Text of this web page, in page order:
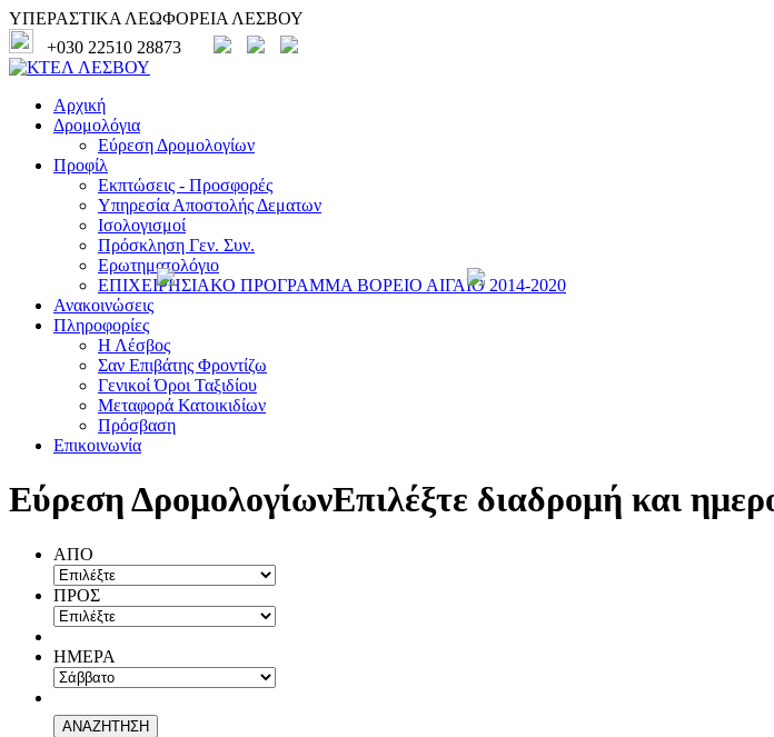
ΥΠΕΡΑΣΤΙΚΑ ΛΕΩΦΟΡΕΙΑ ΛΕΣΒΟΥ
+030 22510 28873
Αρχική
Δρομολόγια
Εύρεση Δρομολογίων
Προφίλ
Εκπτώσεις - Προσφορές
Υπηρεσία Αποστολής Δεματων
Ισολογισμοί
Πρόσκληση Γεν. Συν.
Ερωτηματολόγιο
ΕΠΙΧΕΙΡΗΣΙΑΚΟ ΠΡΟΓΡΑΜΜΑ ΒΟΡΕΙΟ ΑΙΓΑΙΟ 2014-2020
Ανακοινώσεις
Πληροφορίες
Η Λέσβος
Σαν Επιβάτης Φροντίζω
Γενικοί Όροι Ταξιδίου
Μεταφορά Κατοικιδίων
Πρόσβαση
Επικοινωνία
Εύρεση ΔρομολογίωνΕπιλέξτε διαδρομή και
ΑΠΟ
ΠΡΟΣ
ΗΜΕΡΑ